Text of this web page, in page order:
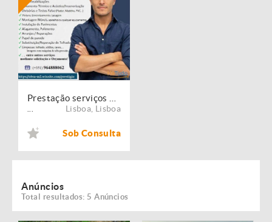
Lisboa Lisboa
Sob Consulta
Anúncios
Total resultados: 5 Anúncios